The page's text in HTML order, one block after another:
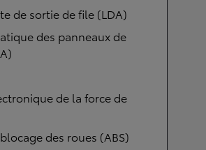
de sortie de file (LDA)
des panneaux de
de la force de
des roues (ABS)